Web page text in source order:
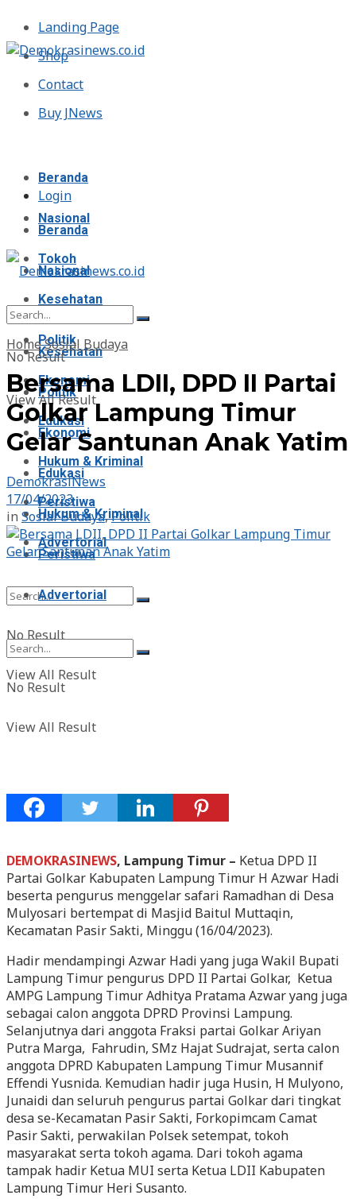
Landing Page
Shop
Contact
Buy JNews
Login
Beranda
Nasional
Tokoh
Kesehatan
Politik
Ekonomi
Edukasi
Hukum & Kriminal
Peristiwa
Advertorial
No Result
View All Result
Beranda
Nasional
Tokoh
Kesehatan
Politik
Ekonomi
Edukasi
Hukum & Kriminal
Peristiwa
Advertorial
No Result
View All Result
No Result
View All Result
HomeSosial Budaya
Bersama LDII, DPD II Partai
Golkar Lampung Timur
Gelar Santunan Anak Yatim
DemokrasiNews
17/04/2023
in Sosial Budaya,Politik
DEMOKRASINEWS, Lampung Timur – Ketua DPD II
Partai Golkar Kabupaten Lampung Timur H Azwar Hadi
beserta pengurus menggelar safari Ramadhan di Desa
Mulyosari bertempat di Masjid Baitul Muttaqin,
Kecamatan Pasir Sakti, Minggu (16/04/2023).
Hadir mendampingi Azwar Hadi yang juga Wakil Bupati
Lampung Timur pengurus DPD II Partai Golkar, Ketua
AMPG Lampung Timur Adhitya Pratama Azwar yang juga
sebagai calon anggota DPRD Provinsi Lampung.
Selanjutnya dari anggota Fraksi partai Golkar Ariyan
Putra Marga, Fahrudin, SMz Hajat Sudrajat, serta calon
anggota DPRD Kabupaten Lampung Timur Musannif
Effendi Yusnida. Kemudian hadir juga Husin, H Mulyono,
Junaidi dan seluruh pengurus partai Golkar dari tingkat
desa se-Kecamatan Pasir Sakti, Forkopimcam Camat
Pasir Sakti, perwakilan Polsek setempat, tokoh
masyarakat serta tokoh agama. Dari tokoh agama
tampak hadir Ketua MUI serta Ketua LDII Kabupaten
Lampung Timur Heri Susanto.